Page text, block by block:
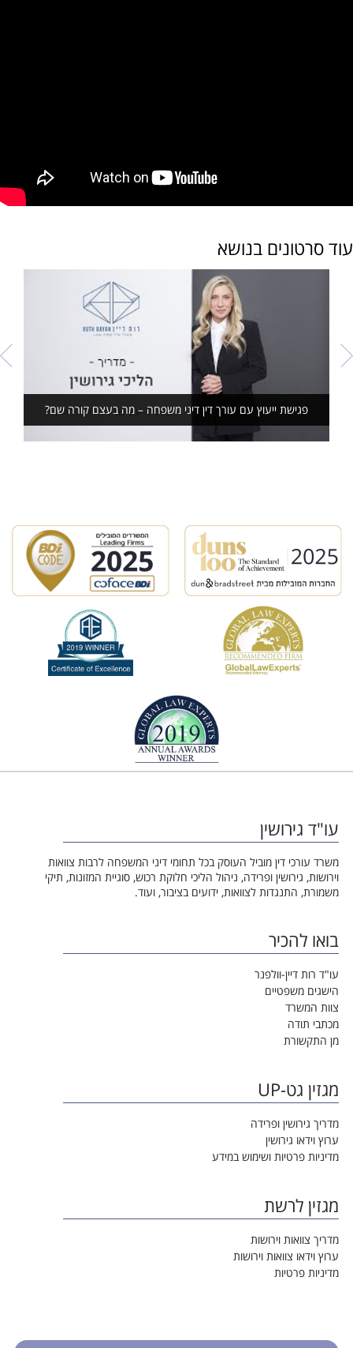
עוד סרטונים בנושא
פגישת ייעוץ עם עורך דין דיני משפחה – מה בעצם קורה שם?
עו"ד גירושין
משרד עורכי דין מוביל העוסק בכל תחומי דיני המשפחה לרבות צוואות
וירושות, גירושין ופרידה, ניהול הליכי חלוקת רכוש, סוגיית המזונות, תיקי
משמורת, התנגדות לצוואות, ידועים בציבור, ועוד.
בואו להכיר
עו"ד רות דיין-וולפנר
הישגים משפטיים
צוות המשרד
מכתבי תודה
מן התקשורת
מגזין גט-UP
מדריך גירושין ופרידה
ערוץ וידאו גירושין
מדיניות פרטיות ושימוש במידע
מגזין לרשת
מדריך צוואות וירושות
ערוץ וידאו צוואות וירושות
מדיניות פרטיות